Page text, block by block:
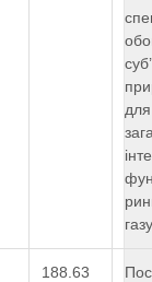
188.63